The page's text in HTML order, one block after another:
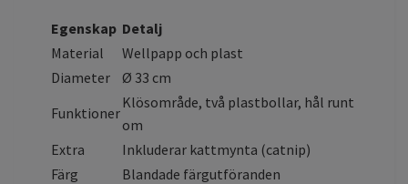
Egenskap Detalj
Material
Wellpapp och plast
Diameter
Ø 33 cm
Funktioner
Klösområde, två plastbollar, hål runt
om
Extra
Inkluderar kattmynta (catnip)
Färg
Blandade färgutföranden